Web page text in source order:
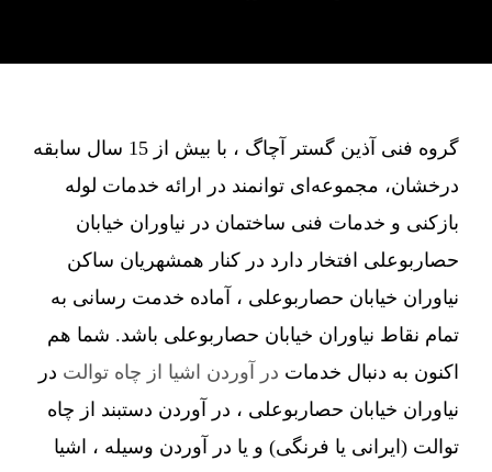
گروه فنی آذین گستر آچاگ ، با بیش از 15 سال سابقه
درخشان، مجموعه‌ای توانمند در ارائه خدمات لوله
بازکنی و خدمات فنی ساختمان در نیاوران خیابان
حصاربوعلی افتخار دارد در کنار همشهریان ساکن
نیاوران خیابان حصاربوعلی ، آماده خدمت رسانی به
تمام نقاط نیاوران خیابان حصاربوعلی باشد. شما هم
اکنون به دنبال خدمات در آوردن اشیا از چاه توالت در
نیاوران خیابان حصاربوعلی ، در آوردن دستبند از چاه
توالت (ایرانی یا فرنگی) و یا در آوردن وسیله ، اشیا